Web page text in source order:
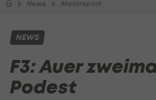
News Motorsport
NEWS
F3: Auer
Podest